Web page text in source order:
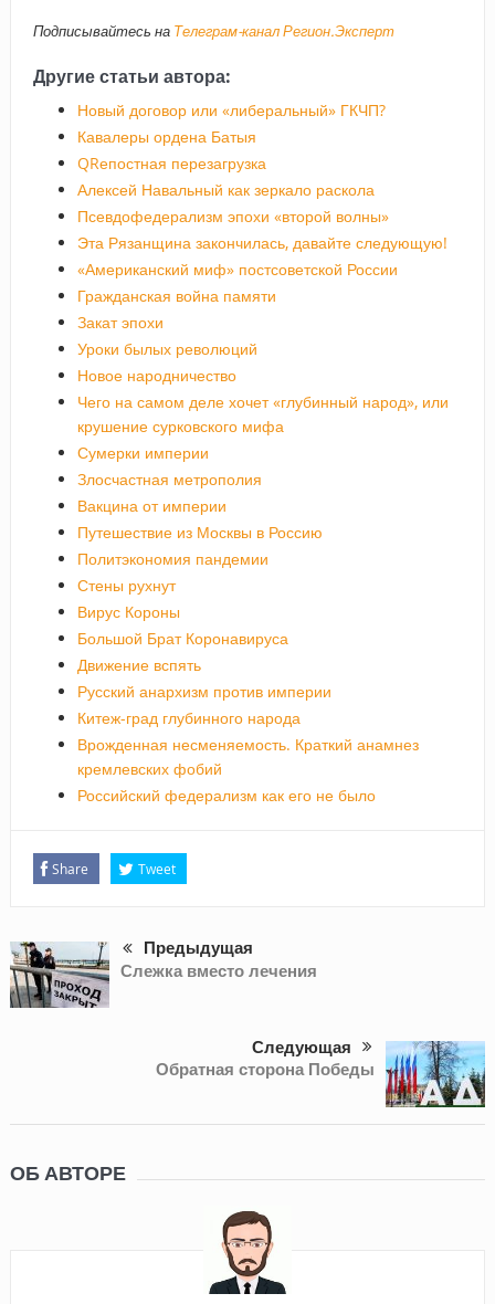
Подписывайтесь на Телеграм-канал Регион.Эксперт
Другие статьи автора:
Новый договор или «либеральный» ГКЧП?
Кавалеры ордена Батыя
QRепостная перезагрузка
Алексей Навальный как зеркало раскола
Псевдофедерализм эпохи «второй волны»
Эта Рязанщина закончилась, давайте следующую!
«Американский миф» постсоветской России
Гражданская война памяти
Закат эпохи
Уроки былых революций
Новое народничество
Чего на самом деле хочет «глубинный народ», или
крушение сурковского мифа
Сумерки империи
Злосчастная метрополия
Вакцина от империи
Путешествие из Москвы в Россию
Политэкономия пандемии
Стены рухнут
Вирус Короны
Большой Брат Коронавируса
Движение вспять
Русский анархизм против империи
Китеж-град глубинного народа
Врожденная несменяемость. Краткий анамнез
кремлевских фобий
Российский федерализм как его не было
Share Tweet
Предыдущая
Слежка вместо лечения
Следующая
Обратная сторона Победы
ОБ АВТОРЕ